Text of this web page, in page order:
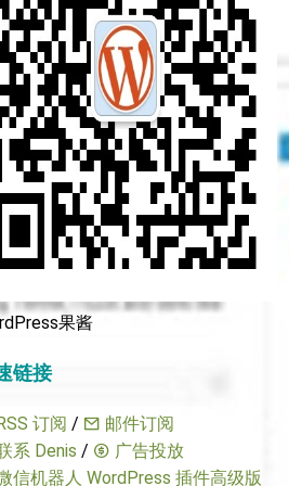
果酱
链接
订阅 /
邮件订阅
系 Denis /
广告投放
信机器人 WordPress 插件高级版